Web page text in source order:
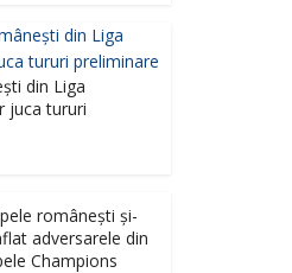
din Liga
juca tururi
românești și-
adversarele din
Champions